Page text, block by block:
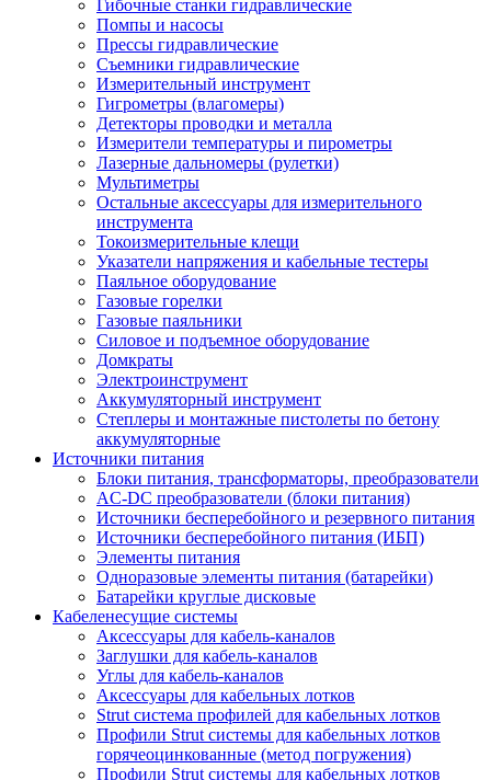
Гибочные станки гидравлические
Помпы и насосы
Прессы гидравлические
Съемники гидравлические
Измерительный инструмент
Гигрометры (влагомеры)
Детекторы проводки и металла
Измерители температуры и пирометры
Лазерные дальномеры (рулетки)
Мультиметры
Остальные аксессуары для измерительного
инструмента
Токоизмерительные клещи
Указатели напряжения и кабельные тестеры
Паяльное оборудование
Газовые горелки
Газовые паяльники
Силовое и подъемное оборудование
Домкраты
Электроинструмент
Аккумуляторный инструмент
Степлеры и монтажные пистолеты по бетону
аккумуляторные
Источники питания
Блоки питания, трансформаторы, преобразователи
AC-DC преобразователи (блоки питания)
Источники бесперебойного и резервного питания
Источники бесперебойного питания (ИБП)
Элементы питания
Одноразовые элементы питания (батарейки)
Батарейки круглые дисковые
Кабеленесущие системы
Аксессуары для кабель-каналов
Заглушки для кабель-каналов
Углы для кабель-каналов
Аксессуары для кабельных лотков
Strut система профилей для кабельных лотков
Профили Strut системы для кабельных лотков
горячеоцинкованные (метод погружения)
Профили Strut системы для кабельных лотков